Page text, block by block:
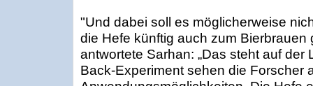
"Und dabei soll es möglicherweise
die Hefe künftig auch zum Bierbrauen
antwortete Sarhan: „Das steht auf der
Back-Experiment sehen die Forscher